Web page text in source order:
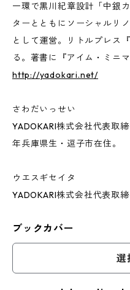
一環で黒川紀章設計「中銀
ターとともにソーシャルリ
として運営。リトルプレス
る。著書に『アイム・ミニ
http://yadokari.net/
さわだいっせい
YADOKARI株式会社代表取
年兵庫県生・逗子市在住。
ウエスギセイタ
YADOKARI株式会社代表取
ブックカバー
選